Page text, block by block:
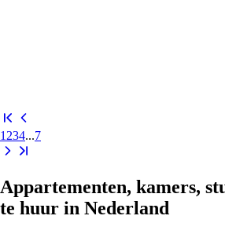
1 234...7
Appartementen, kamers,
te huur in Nederland